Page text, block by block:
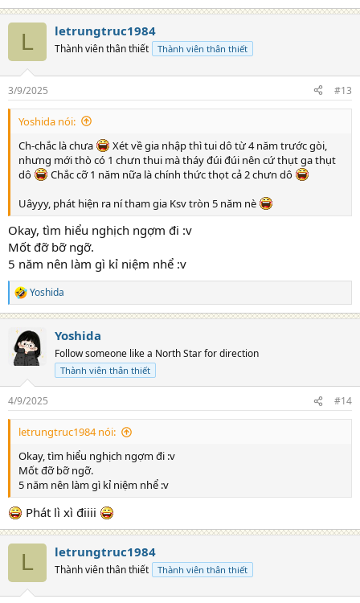
L letrungtruc1984
Thành viên thân thiết Thành viên thân thiết
3/9/2025 #13
Yoshida nói:
Ch-chắc là chưa
Xét về gia nhập thì tui dô từ 4 năm trước gòi,
nhưng mới thò có 1 chưn thui mà tháy đúi đúi nên cứ thụt ga thụt
dô
Chắc cỡ 1 năm nữa là chính thức thọt cả 2 chưn dô
Uâyyy, phát hiện ra ní tham gia Ksv tròn 5 năm nè
Okay, tìm hiểu nghịch ngợm đi :v
Mốt đỡ bỡ ngỡ.
5 năm nên làm gì kỉ niệm nhể :v
R
e
c
t
i
n
s
:
Yoshida
Yoshida
Follow someone like a North Star for direction
Thành viên thân thiết
4/9/2025 #14
letrungtruc1984 nói:
Okay, tìm hiểu nghịch ngợm đi :v
Mốt đỡ bỡ ngỡ.
5 năm nên làm gì kỉ niệm nhể :v
Phát lì xì điiii
L letrungtruc1984
Thành viên thân thiết Thành viên thân thiết